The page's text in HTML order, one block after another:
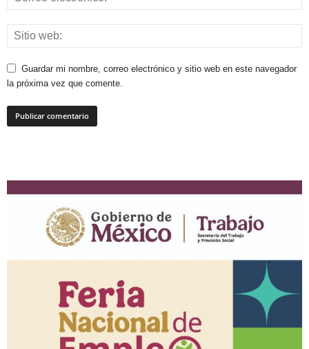
Guardar mi nombre, correo electrónico y sitio web en este navegador
la próxima vez que comente.